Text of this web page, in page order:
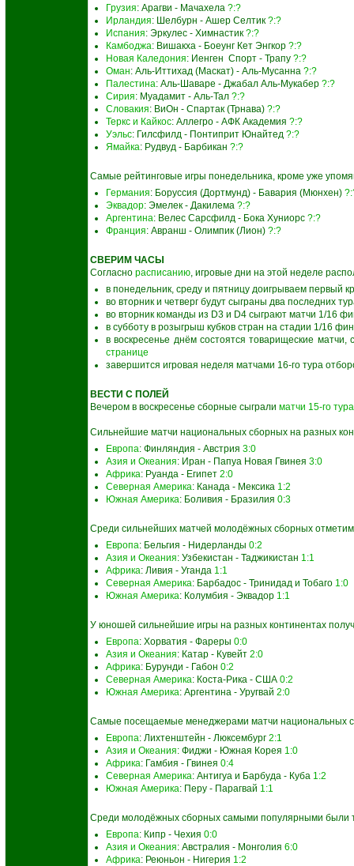
Грузия: Арагви - Мачахела ?:?
Ирландия: Шелбурн - Ашер Селтик ?:?
Испания: Эркулес - Химнастик ?:?
Камбоджа: Вишакха - Боеунг Кет Энгкор ?:?
Новая Каледония: Иенген Спорт - Трапу ?:?
Оман: Аль-Иттихад (Маскат) - Аль-Мусанна ?:?
Палестина: Аль-Шаваре - Джабал Аль-Мукабер ?:?
Сирия: Муадамит - Аль-Тал ?:?
Словакия: ВиОн - Спартак (Трнава) ?:?
Теркс и Кайкос: Аллегро - АФК Академия ?:?
Уэльс: Гилсфилд - Понтиприт Юнайтед ?:?
Ямайка: Рудвуд - Барбикан ?:?
Самые рейтинговые игры понедельника, кроме уже
Германия: Боруссия (Дортмунд) - Бавария (Мюнхен)
Эквадор: Эмелек - Дакилема ?:?
Аргентина: Велес Сарсфилд - Бока Хуниорс ?:?
Франция: Авранш - Олимпик (Лион) ?:?
СВЕРИМ ЧАСЫ
Согласно расписанию, игровые дни на этой неделе
в понедельник, среду и пятницу доигрываем первый
во вторник и четверг будут сыграны два последних
во вторник команды из D3 и D4 сыграют матчи 1/16
в субботу в розыгрыш кубков стран на стадии 1/16
в воскресенье днём состоятся товарищеские
странице
завершится игровая неделя матчами 16-го тура
ВЕСТИ С ПОЛЕЙ
Вечером в воскресенье сборные сыграли матчи 15-го тура
Сильнейшие матчи национальных сборных на разных
Европа: Финляндия - Австрия 3:0
Азия и Океания: Иран - Папуа Новая Гвинея 3:0
Африка: Руанда - Египет 2:0
Северная Америка: Канада - Мексика 1:2
Южная Америка: Боливия - Бразилия 0:3
Среди сильнейших матчей молодёжных сборных
Европа: Бельгия - Нидерланды 0:2
Азия и Океания: Узбекистан - Таджикистан 1:1
Африка: Ливия - Уганда 1:1
Северная Америка: Барбадос - Тринидад и Тобаго 1:0
Южная Америка: Колумбия - Эквадор 1:1
У юношей сильнейшие игры на разных континентах
Европа: Хорватия - Фареры 0:0
Азия и Океания: Катар - Кувейт 2:0
Африка: Бурунди - Габон 0:2
Северная Америка: Коста-Рика - США 0:2
Южная Америка: Аргентина - Уругвай 2:0
Самые посещаемые менеджерами матчи национальных
Европа: Лихтенштейн - Люксембург 2:1
Азия и Океания: Фиджи - Южная Корея 1:0
Африка: Гамбия - Гвинея 0:4
Северная Америка: Антигуа и Барбуда - Куба 1:2
Южная Америка: Перу - Парагвай 1:1
Среди молодёжных сборных самыми популярными были
Европа: Кипр - Чехия 0:0
Азия и Океания: Австралия - Монголия 6:0
Африка: Реюньон - Нигерия 1:2